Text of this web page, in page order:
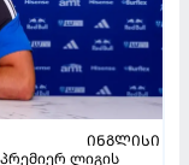
ᲘᲜᲒᲚᲘᲡᲘ
ლიგის